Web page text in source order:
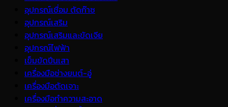
อุปกรณ์เชื่อม ตัดก๊าซ
อุปกรณ์เสริม
อุปกรณ์เสริมและขัดเจีย
อุปกรณ์ไฟฟ้า
เข็มขัดปีนเสา
เครื่องมือช่างยนต์-อู่
เครื่องมือตัดเจาะ
เครื่องมือทำความสะอาด